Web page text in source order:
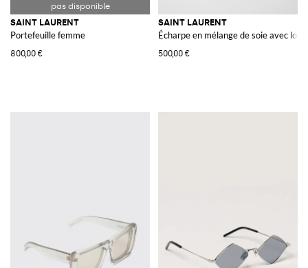
SAINT LAURENT
Portefeuille femme
800,00 €
SAINT LAURENT
Écharpe en mélange de soie avec
500,00 €